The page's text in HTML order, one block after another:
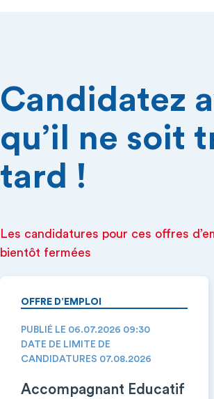
Candidatez
qu’il ne soit
tard !
Les candidatures pour ces offres
bientôt fermées
OFFRE D’EMPLOI
PUBLIÉ LE 06.07.2026 09:30
DATE DE LIMITE DE
CANDIDATURES 07.08.2026
Accompagnant Educatif